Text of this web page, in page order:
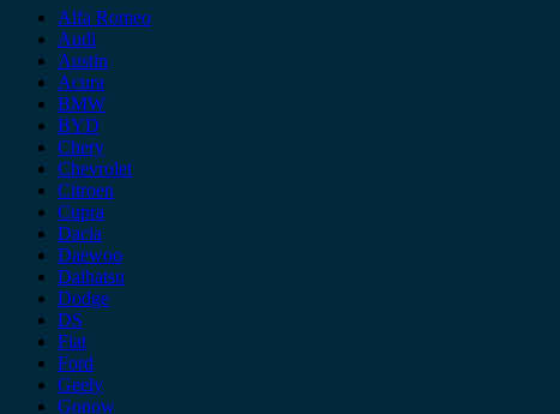
Alfa Romeo
Audi
Austin
Acura
BMW
BYD
Chery
Chevrolet
Citroen
Cupra
Dacia
Daewoo
Daihatsu
Dodge
DS
Fiat
Ford
Geely
Gonow